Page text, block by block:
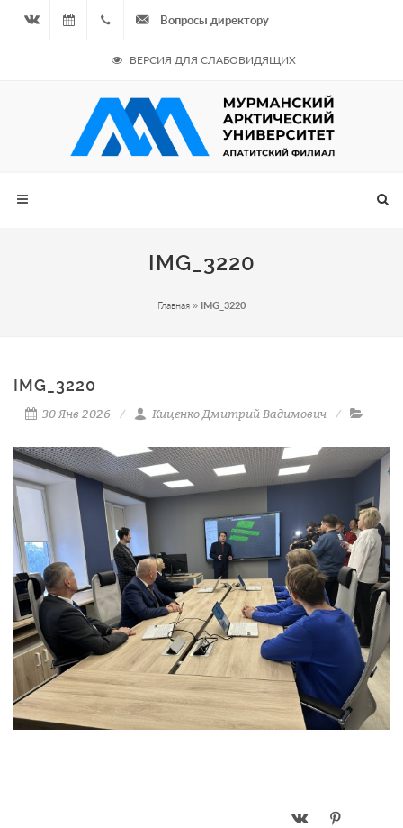
09.08.2026
- Чётная
неделя
964
687
Вопросы директору
ВЕРСИЯ ДЛЯ СЛАБОВИДЯЩИХ
IMG_3220
Главная » IMG_3220
IMG_3220
30 Янв 2026 Киценко Дмитрий Вадимович